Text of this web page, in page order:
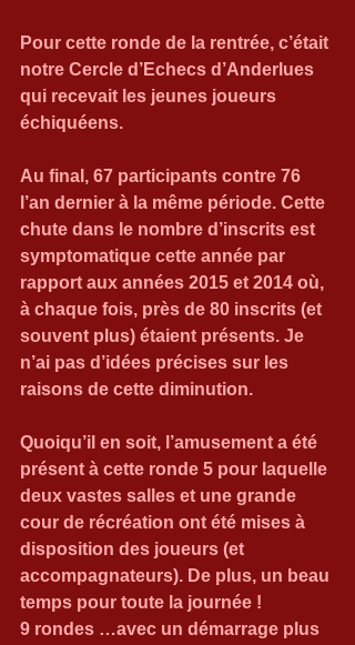
Pour cette ronde de la rentrée, c’était
notre Cercle d’Echecs d’Anderlues
qui recevait les jeunes joueurs
échiquéens.
Au final, 67 participants contre 76
l’an dernier à la même période. Cette
chute dans le nombre d’inscrits est
symptomatique cette année par
rapport aux années 2015 et 2014 où,
à chaque fois, près de 80 inscrits (et
souvent plus) étaient présents. Je
n’ai pas d’idées précises sur les
raisons de cette diminution.
Quoiqu’il en soit, l’amusement a été
présent à cette ronde 5 pour laquelle
deux vastes salles et une grande
cour de récréation ont été mises à
disposition des joueurs (et
accompagnateurs). De plus, un beau
temps pour toute la journée !
9 rondes …avec un démarrage plus